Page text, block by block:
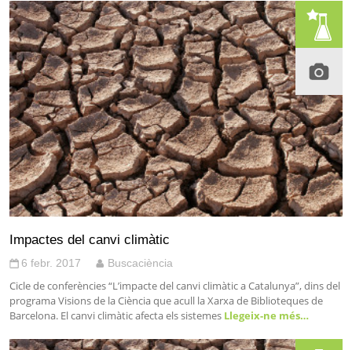
Impactes del canvi climàtic
6 febr. 2017 Buscaciència
Cicle de conferències “L’impacte del canvi climàtic a Catalunya”, dins del
programa Visions de la Ciència que acull la Xarxa de Biblioteques de
Barcelona. El canvi climàtic afecta els sistemes Llegeix-ne més…